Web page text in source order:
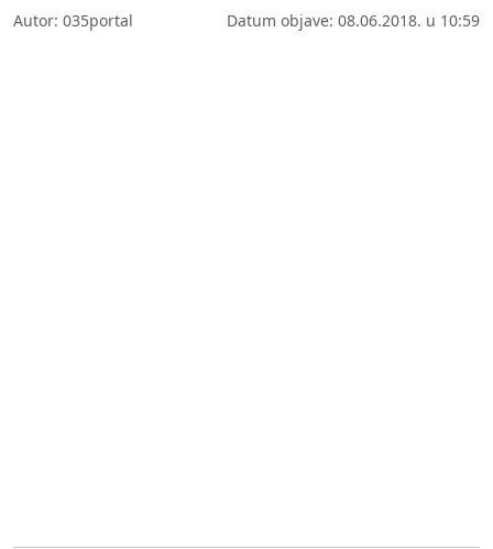
Autor: 035portal Datum objave: 08.06.2018. u 10:59